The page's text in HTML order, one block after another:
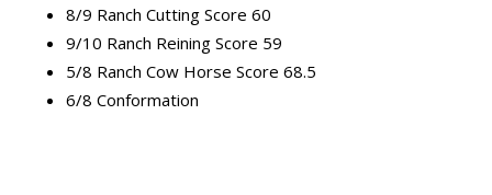
8/9 Ranch Cutting Score 60
9/10 Ranch Reining Score 59
5/8 Ranch Cow Horse Score 68.5
6/8 Conformation